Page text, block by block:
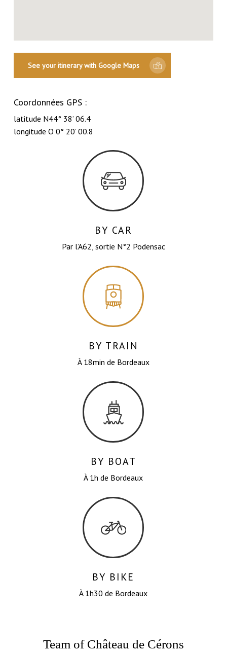
No products in the cart.
See your itinerary with Google Maps
Coordonnées GPS :
latitude N44° 38’ 06.4
longitude O 0° 20’ 00.8
BY CAR
Par l’A62, sortie N°2 Podensac
BY TRAIN
À 18min de Bordeaux
BY BOAT
À 1h de Bordeaux
BY BIKE
À 1h30 de Bordeaux
Team of Château de Cérons